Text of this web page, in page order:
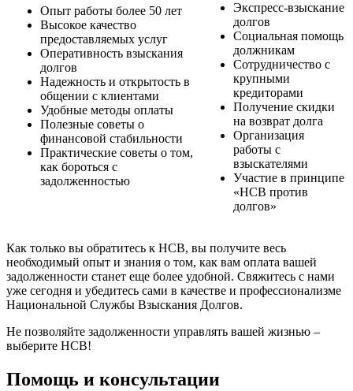
Опыт работы более 50 лет
Высокое качество
предоставляемых услуг
Оперативность взыскания
долгов
Надежность и открытость в
общении с клиентами
Удобные методы оплаты
Полезные советы о
финансовой стабильности
Практические советы о том,
как бороться с
задолженностью
Экспресс-взыскание
долгов
Социальная помощь
должникам
Сотрудничество с
крупными
кредиторами
Получение скидки
на возврат долга
Организация
работы с
взыскателями
Участие в принципе
«НСВ против
долгов»
Как только вы обратитесь к НСВ, вы получите весь
необходимый опыт и знания о том, как вам оплата вашей
задолженности станет еще более удобной. Свяжитесь с нами
уже сегодня и убедитесь сами в качестве и профессионализме
Национальной Службы Взыскания Долгов.
Не позволяйте задолженности управлять вашей жизнью –
выберите НСВ!
Помощь и консультации